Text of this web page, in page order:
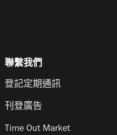
聯繫我們
登記定期通訊
刊登廣告
Time Out Market